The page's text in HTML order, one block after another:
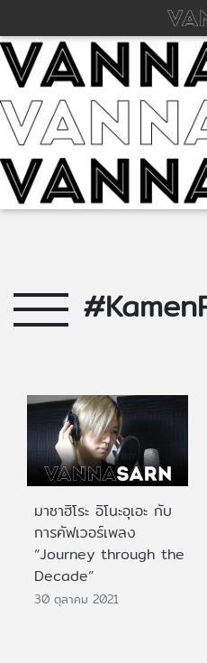
มาซาฮิโระ อิโนะอุเอะ กับ
การคัฟเวอร์เพลง
“Journey through the
Decade”
30 ตุลาคม 2021